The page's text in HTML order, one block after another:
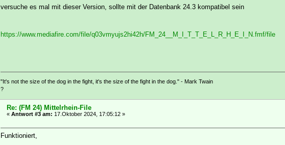
versuche es mal mit dieser Version, sollte mit der Datenbank 24.3 kompatibel sein
https://www.mediafire.com/file/q03vmyujs2hi42h/FM_24__M_I_T_T_E_L_R_H_E_I_N.fmf/file
"It's not the size of the dog in the fight, it's the size of the fight in the dog." - Mark Twain
?
Re: (FM 24) Mittelrhein-File
« Antwort #3 am: 17.Oktober 2024, 17:05:12 »
Funktioniert,